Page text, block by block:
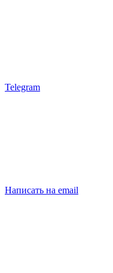
Telegram
Написать на email